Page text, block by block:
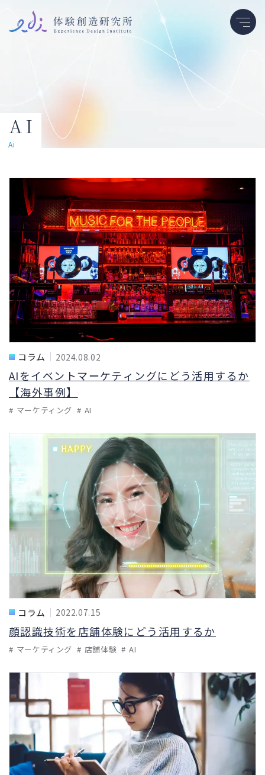
AI
ai
コラム 2024.08.02
AIをイベントマーケティングにどう活用するか
【海外事例】
マーケティング AI
コラム 2022.07.15
顔認識技術を店舗体験にどう活用するか
マーケティング 店舗体験 AI